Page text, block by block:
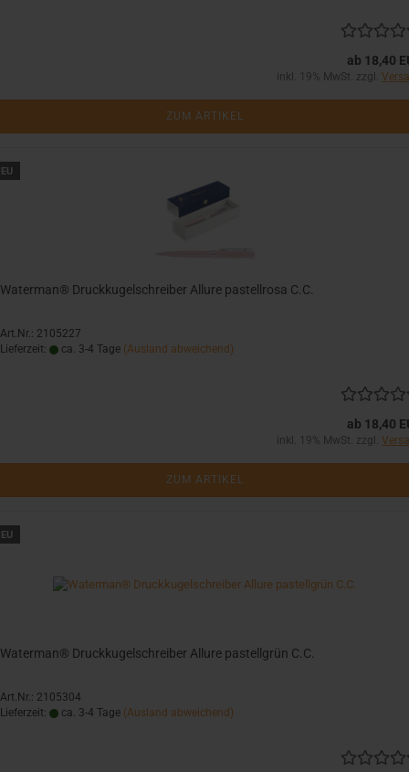
ab 18,40
inkl. 19% MwSt. zzgl.
ZUM ARTIKEL
Waterman® Druckkugelschreiber Allure pastellrosa C.C.
Art.Nr.: 2105227
Lieferzeit:
ca. 3-4 Tage (Ausland abweichend)
ab 18,40
inkl. 19% MwSt. zzgl.
ZUM ARTIKEL
Waterman® Druckkugelschreiber Allure pastellgrün C.C.
Art.Nr.: 2105304
Lieferzeit:
ca. 3-4 Tage (Ausland abweichend)